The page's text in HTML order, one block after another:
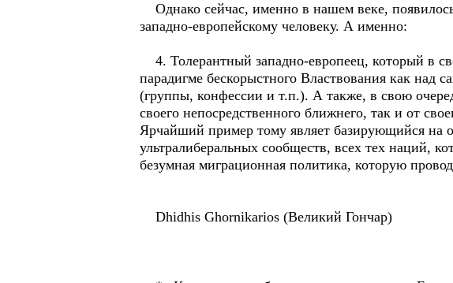
Однако сейчас, именно в нашем веке,
западно-европейскому человеку. А именно:
4. Толерантный западно-европеец, который в
парадигме бескорыстного Властвования как над
(группы, конфессии и т.п.). А также, в свою
своего непосредственного ближнего, так и от
Ярчайший пример тому являет базирующийся на
ультралиберальных сообществ, всех тех наций,
безумная миграционная политика, которую
Dhidhis Ghornikarios (Великий Гончар)